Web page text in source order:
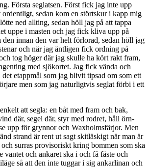
Första seglatsen. Först fick jag inte upp
ordentligt, sedan kom en störtskur i kapp mig
ned allting, sedan höll jag på att tappa
uppe i masten och jag fick kliva upp på
den innan den var helt förlorad, sedan höll jag
och när jag äntligen fick ordning på
tog höger där jag skulle ha kört rakt fram,
med sjökortet. Jag fick vända och
etappmål som jag blivit tipsad om som ett
men som jag naturligtvis seglat förbi i ett
att segla: en båt med fram och bak,
där, segel där, styr med rodret, håll örn-
upp för grynnor och Waxholmsfärjor. Men
strand är rent ut sagt skitläskigt när man är
surras provisoriskt kring bommen som ska
vantet och ankaret ska i och få fäste och
så att den inte tuggar i sig ankarlinan och